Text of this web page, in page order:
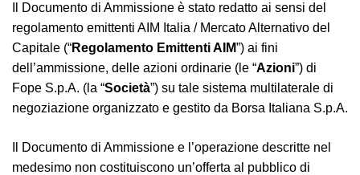
Il Documento di Ammissione è stato redatto ai sensi del
regolamento emittenti AIM Italia / Mercato Alternativo del
Capitale (“Regolamento Emittenti AIM”) ai fini
dell’ammissione, delle azioni ordinarie (le “Azioni”) di
Fope S.p.A. (la “Società”) su tale sistema multilaterale di
negoziazione organizzato e gestito da Borsa Italiana S.p.A.
Il Documento di Ammissione e l’operazione descritte nel
medesimo non costituiscono un’offerta al pubblico di